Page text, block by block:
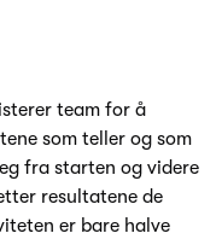
team for å
som teller og som
fra starten og videre
resultatene de
er bare halve